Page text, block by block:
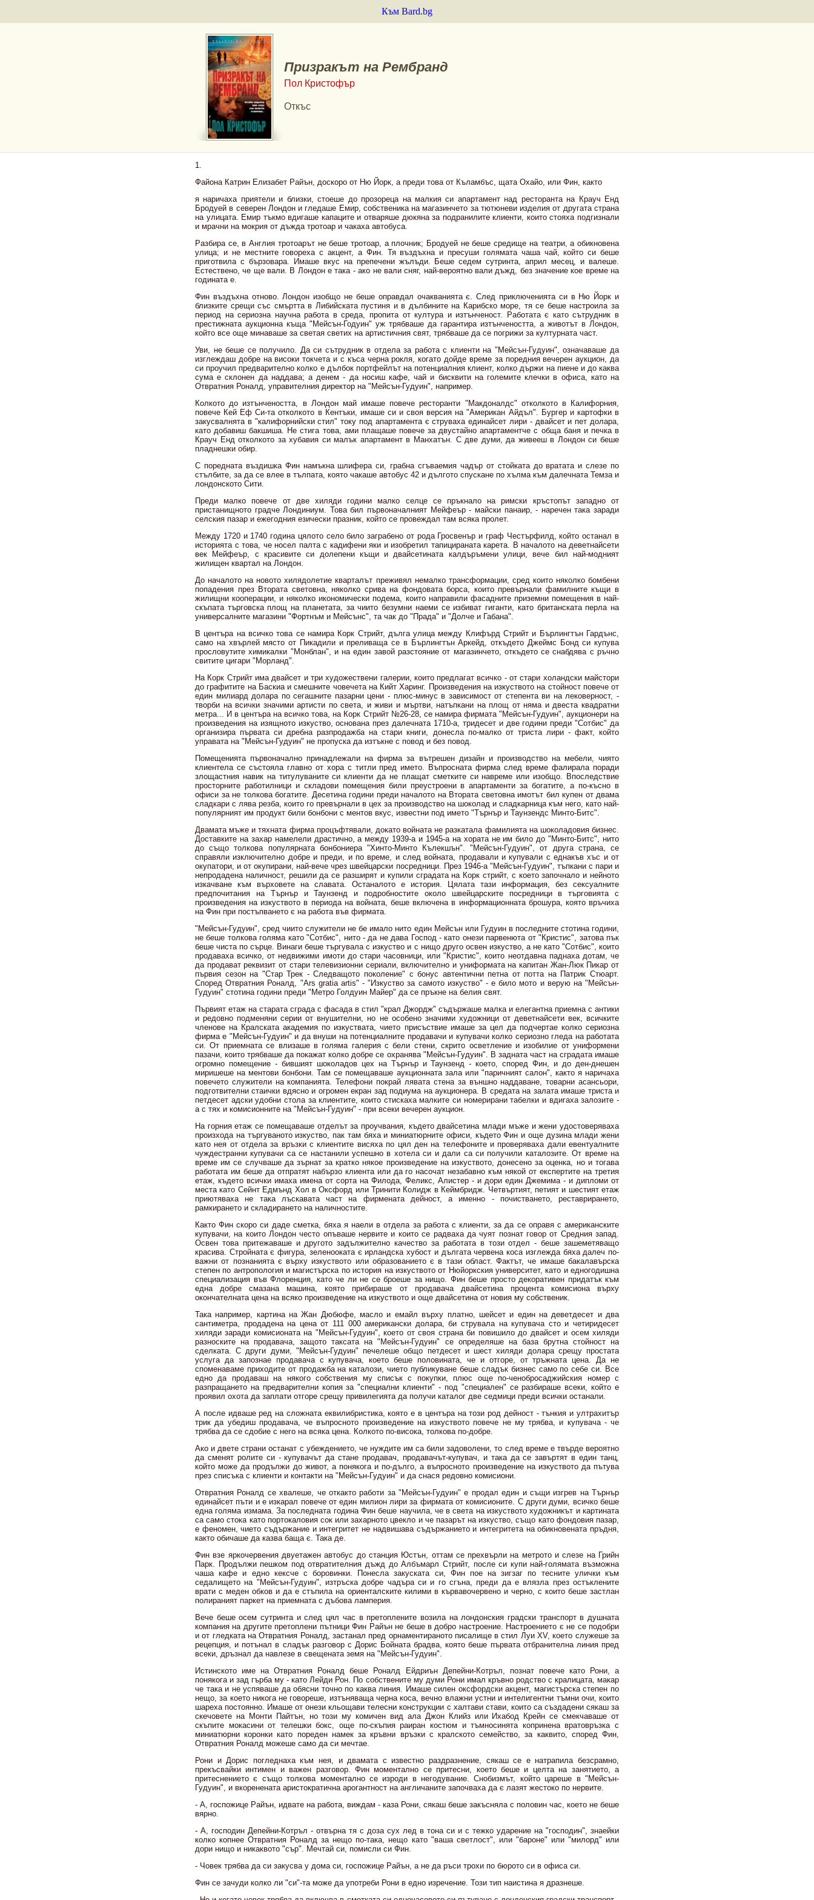
Към Bard.bg
Призракът на Рембранд
Пол Кристофър
Откъс
1.
Файона Катрин Елизабет Райън, доскоро от Ню Йорк, а преди това от Къламбъс, щата Охайо, или Фин, както
я наричаха приятели и близки, стоеше до прозореца на малкия си апартамент над ресторанта на Крауч Енд
Бродуей в северен Лондон и гледаше Емир, собственика на магазинчето за тютюневи изделия от другата страна
на улицата. Емир тъкмо вдигаше капаците и отваряше дюкяна за подранилите клиенти, които стояха подгизнали
и мрачни на мокрия от дъжда тротоар и чакаха автобуса.
Разбира се, в Англия тротоарът не беше тротоар, а плочник; Бродуей не беше средище на театри, а обикновена
улица; и не местните говореха с акцент, а Фин. Тя въздъхна и пресуши голямата чаша чай, който си беше
приготвила с бързовара. Имаше вкус на препечени жълъди. Беше седем сутринта, април месец, и валеше.
Естествено, че ще вали. В Лондон е така - ако не вали сняг, най-вероятно вали дъжд, без значение кое време на
годината е.
Фин въздъхна отново. Лондон изобщо не беше оправдал очакванията є. След приключенията си в Ню Йорк и
близките срещи със смъртта в Либийската пустиня и в дълбините на Карибско море, тя се беше настроила за
период на сериозна научна работа в среда, пропита от култура и изтънченост. Работата є като сътрудник в
престижната аукционна къща "Мейсън-Годуин" уж трябваше да гарантира изтънчеността, а животът в Лондон,
който все още минаваше за светая светих на артистичния свят, трябваше да се погрижи за културната част.
Уви, не беше се получило. Да си сътрудник в отдела за работа с клиенти на "Мейсън-Гудуин", означаваше да
изглеждаш добре на високи токчета и с къса черна рокля, когато дойде време за поредния вечерен аукцион, да
си проучил предварително колко е дълбок портфейлът на потенциалния клиент, колко държи на пиене и до каква
сума е склонен да наддава; а денем - да носиш кафе, чай и бисквити на големите клечки в офиса, като на
Отвратния Роналд, управителния директор на "Мейсън-Гудуин", например.
Колкото до изтънчеността, в Лондон май имаше повече ресторанти "Макдоналдс" отколкото в Калифорния,
повече Кей Еф Си-та отколкото в Кентъки, имаше си и своя версия на "Американ Айдъл". Бургер и картофки в
закусвалнята в "калифорнийски стил" току под апартамента є струваха единайсет лири - двайсет и пет долара,
като добавиш бакшиша. Не стига това, ами плащаше повече за двустайно апартаментче с обща баня и печка в
Крауч Енд отколкото за хубавия си малък апартамент в Манхатън. С две думи, да живееш в Лондон си беше
пладнешки обир.
С поредната въздишка Фин намъкна шлифера си, грабна сгъваемия чадър от стойката до вратата и слезе по
стълбите, за да се влее в тълпата, която чакаше автобус 42 и дългото спускане по хълма към далечната Темза и
лондонското Сити.
Преди малко повече от две хиляди години малко селце се пръкнало на римски кръстопът западно от
пристанищното градче Лондиниум. Това бил първоначалният Мейфеър - майски панаир, - наречен така заради
селския пазар и ежегодния езически празник, който се провеждал там всяка пролет.
Между 1720 и 1740 година цялото село било заграбено от рода Гросвенър и граф Честърфилд, който останал в
историята с това, че носел палта с кадифени яки и изобретил тапицираната карета. В началото на деветнайсети
век Мейфеър, с красивите си долепени къщи и двайсетината калдъръмени улици, вече бил най-модният
жилищен квартал на Лондон.
До началото на новото хилядолетие кварталът преживял немалко трансформации, сред които няколко бомбени
попадения през Втората световна, няколко срива на фондовата борса, които превърнали фамилните къщи в
жилищни кооперации, и няколко икономически подема, които направили фасадните приземни помещения в най-
скъпата търговска площ на планетата, за чиито безумни наеми се избиват гиганти, като британската перла на
универсалните магазини "Фортнъм и Мейсънс", та чак до "Прада" и "Долче и Габана".
В центъра на всичко това се намира Корк Стрийт, дълга улица между Клифърд Стрийт и Бърлингтън Гардънс,
само на хвърлей място от Пикадили и преливаща се в Бърлингтън Аркейд, откъдето Джеймс Бонд си купува
прословутите химикалки "Монблан", и на един завой разстояние от магазинчето, откъдето се снабдява с ръчно
свитите цигари "Морланд".
На Корк Стрийт има двайсет и три художествени галерии, които предлагат всичко - от стари холандски майстори
до графитите на Баскиа и смешните човечета на Кийт Харинг. Произведения на изкуството на стойност повече от
един милиард долара по сегашните пазарни цени - плюс-минус в зависимост от степента ви на лековерност, -
творби на всички значими артисти по света, и живи и мъртви, натъпкани на площ от няма и двеста квадратни
метра... И в центъра на всичко това, на Корк Стрийт №26-28, се намира фирмата "Мейсън-Гудуин", аукционери на
произведения на изящното изкуство, основана през далечната 1710-а, тридесет и две години преди "Сотбис" да
организира първата си дребна разпродажба на стари книги, донесла по-малко от триста лири - факт, който
управата на "Мейсън-Гудуин" не пропуска да изтъкне с повод и без повод.
Помещенията първоначално принадлежали на фирма за вътрешен дизайн и производство на мебели, чиято
клиентела се състояла главно от хора с титли пред името. Въпросната фирма след време фалирала поради
злощастния навик на титулуваните си клиенти да не плащат сметките си навреме или изобщо. Впоследствие
просторните работилници и складови помещения били преустроени в апартаменти за богатите, а по-късно в
офиси за не толкова богатите. Десетина години преди началото на Втората световна имотът бил купен от двама
сладкари с лява резба, които го превърнали в цех за производство на шоколад и сладкарница към него, като най-
популярният им продукт били бонбони с ментов вкус, известни под името "Търнър и Таунзендс Минто-Битс".
Двамата мъже и тяхната фирма процъфтявали, докато войната не разкатала фамилията на шоколадовия бизнес.
Доставките на захар намелели драстично, а между 1939-а и 1945-а на хората не им било до "Минто-Битс", нито
до също толкова популярната бонбониера "Хинто-Минто Кълекшън". "Мейсън-Гудуин", от друга страна, се
справяли изключително добре и преди, и по време, и след войната, продавали и купували с еднакъв хъс и от
окупатори, и от окупирани, най-вече чрез швейцарски посредници. През 1946-а "Мейсън-Гудуин", тъпкани с пари и
непродадена наличност, решили да се разширят и купили сградата на Корк стрийт, с което започнало и нейното
изкачване към върховете на славата. Останалото е история. Цялата тази информация, без сексуалните
предпочитания на Търнър и Таунзенд и подробностите около швейцарските посредници в търговията с
произведения на изкуството в периода на войната, беше включена в информационната брошура, която връчиха
на Фин при постъпването є на работа във фирмата.
"Мейсън-Гудуин", сред чиито служители не бе имало нито един Мейсън или Гудуин в последните стотина години,
не беше толкова голяма като "Сотбис", нито - да не дава Господ - като онези парвенюта от "Кристис", затова пък
беше чиста по сърце. Винаги беше търгувала с изкуство и с нищо друго освен изкуство, а не като "Сотбис", които
продаваха всичко, от недвижими имоти до стари часовници, или "Кристис", които неотдавна паднаха дотам, че
да продават реквизит от стари телевизионни сериали, включително и униформата на капитан Жан-Люк Пикар от
първия сезон на "Стар Трек - Следващото поколение" с бонус автентични петна от потта на Патрик Стюарт.
Според Отвратния Роналд, "Ars gratia artis" - "Изкуство за самото изкуство" - е било мото и верую на "Мейсън-
Гудуин" стотина години преди "Метро Голдуин Майер" да се пръкне на белия свят.
Първият етаж на старата сграда с фасада в стил "крал Джордж" съдържаше малка и елегантна приемна с антики
и редовно подменяни серии от внушителни, но не особено значими художници от деветнайсети век, всичките
членове на Кралската академия по изкуствата, чието присъствие имаше за цел да подчертае колко сериозна
фирма е "Мейсън-Гудуин" и да внуши на потенциалните продавачи и купувачи колко сериозно гледа на работата
си. От приемната се влизаше в голяма галерия с бели стени, скрито осветление и изобилие от униформени
пазачи, които трябваше да покажат колко добре се охранява "Мейсън-Гудуин". В задната част на сградата имаше
огромно помещение - бившият шоколадов цех на Търнър и Таунзенд - което, според Фин, и до ден-днешен
миришеше на ментови бонбони. Там се помещаваше аукционната зала или "паричният салон", както я наричаха
повечето служители на компанията. Телефони покрай лявата стена за външно наддаване, товарни асансьори,
подготвителни стаички вдясно и огромен екран зад подиума на аукционера. В средата на залата имаше триста и
петдесет адски удобни стола за клиентите, които стискаха малките си номерирани табелки и вдигаха залозите -
а с тях и комисионните на "Мейсън-Гудуин" - при всеки вечерен аукцион.
На горния етаж се помещаваше отделът за проучвания, където двайсетина млади мъже и жени удостоверяваха
произхода на търгуваното изкуство, пак там бяха и миниатюрните офиси, където Фин и още дузина млади жени
като нея от отдела за връзки с клиентите висяха по цял ден на телефоните и проверяваха дали евентуалните
чуждестранни купувачи са се настанили успешно в хотела си и дали са си получили каталозите. От време на
време им се случваше да зърнат за кратко някое произведение на изкуството, донесено за оценка, но и тогава
работата им беше да отпратят набързо клиента или да го насочат незабавно към някой от експертите на третия
етаж, където всички имаха имена от сорта на Филода, Феликс, Алистер - и дори един Джемима - и дипломи от
места като Сейнт Едмънд Хол в Оксфорд или Тринити Колидж в Кеймбридж. Четвъртият, петият и шестият етаж
приютяваха не така лъскавата част на фирмената дейност, а именно - почистването, реставрирането,
рамкирането и складирането на наличностите.
Както Фин скоро си даде сметка, бяха я наели в отдела за работа с клиенти, за да се оправя с американските
купувачи, на които Лондон често опъваше нервите и които се радваха да чуят познат говор от Средния запад.
Освен това притежаваше и другото задължително качество за работата в този отдел - беше зашеметяващо
красива. Стройната є фигура, зеленооката є ирландска хубост и дългата червена коса изглежда бяха далеч по-
важни от познанията є върху изкуството или образованието є в тази област. Фактът, че имаше бакалавърска
степен по антропология и магистърска по история на изкуството от Нюйоркския университет, като и едногодишна
специализация във Флоренция, като че ли не се броеше за нищо. Фин беше просто декоративен придатък към
една добре смазана машина, която прибираше от продавача двайсетина процента комисиона върху
окончателната цена на всяко произведение на изкуството и още двайсетина от новия му собственик.
Така например, картина на Жан Дюбюфе, масло и емайл върху платно, шейсет и един на деветдесет и два
сантиметра, продадена на цена от 111 000 американски долара, би струвала на купувача сто и четиридесет
хиляди заради комисионата на "Мейсън-Гудуин", което от своя страна би повишило до двайсет и осем хиляди
разноските на продавача, защото таксата на "Мейсън-Гудуин" се определяше на база брутна стойност на
сделката. С други думи, "Мейсън-Гудуин" печелеше общо петдесет и шест хиляди долара срещу простата
услуга да запознае продавача с купувача, което беше половината, че и отгоре, от тръжната цена. Да не
споменаваме приходите от продажба на каталози, чието публикуване беше сладък бизнес само по себе си. Все
едно да продаваш на някого собствения му списък с покупки, плюс още по-ченобросаджийския номер с
разпращането на предварителни копия за "специални клиенти" - под "специален" се разбираше всеки, който е
проявил охота да заплати отгоре срещу привилегията да получи каталог две седмици преди всички останали.
А после идваше ред на сложната еквилибристика, която е в центъра на този род дейност - тънкия и ултрахитър
трик да убедиш продавача, че въпросното произведение на изкуството повече не му трябва, и купувача - че
трябва да се сдобие с него на всяка цена. Колкото по-висока, толкова по-добре.
Ако и двете страни останат с убеждението, че нуждите им са били задоволени, то след време е твърде вероятно
да сменят ролите си - купувачът да стане продавач, продавачът-купувач, и така да се завъртят в един танц,
който може да продължи до живот, а понякога и по-дълго, а въпросното произведение на изкуството да пътува
през списъка с клиенти и контакти на "Мейсън-Гудуин" и да снася редовно комисиони.
Отвратния Роналд се хвалеше, че откакто работи за "Мейсън-Гудуин" е продал един и същи изгрев на Търнър
единайсет пъти и е изкарал повече от един милион лири за фирмата от комисионите. С други думи, всичко беше
една голяма измама. За последната година Фин беше научила, че в света на изкуството художникът и картината
са само стока като портокаловия сок или захарното цвекло и че пазарът на изкуство, също като фондовия пазар,
е феномен, чието съдържание и интегритет не надвишава съдържанието и интегритета на обикновената пръдня,
както обичаше да казва баща є. Така де.
Фин взе яркочервения двуетажен автобус до станция Юстън, оттам се прехвърли на метрото и слезе на Грийн
Парк. Продължи пешком под отвратителния дъжд до Албъмарл Стрийт, после си купи най-голямата възможна
чаша кафе и едно кексче с боровинки. Понесла закуската си, Фин пое на зигзаг по тесните улички към
седалището на "Мейсън-Гудуин", изтръска добре чадъра си и го сгъна, преди да е влязла през остъклените
врати с меден обков и да е стъпила на ориенталските килими в кървавочервено и черно, с които беше застлан
полираният паркет на приемната с дъбова ламперия.
Вече беше осем сутринта и след цял час в претоплените возила на лондонския градски транспорт в душната
компания на другите претоплени пътници Фин Райън не беше в добро настроение. Настроението є не се подобри
и от гледката на Отвратния Роналд, застанал пред орнаментираното писалище в стил Луи ХV, което служеше за
рецепция, и потънал в сладък разговор с Дорис Бойната брадва, която беше първата отбранителна линия пред
всеки, дръзнал да навлезе в свещената земя на "Мейсън-Гудуин".
Истинското име на Отвратния Роналд беше Роналд Ейдриън Депейни-Котръл, познат повече като Рони, а
понякога и зад гърба му - като Лейди Рон. По собствените му думи Рони имал кръвно родство с кралицата, макар
че така и не успяваше да обясни точно по каква линия. Имаше силен оксфордски акцент, магистърска степен по
нещо, за което никога не говореше, изтъняваща черна коса, вечно влажни устни и интелигентни тъмни очи, които
шареха постоянно. Имаше от онези кльощави телесни конструкции с халтави стави, които са създадени сякаш за
скечовете на Монти Пайтън, но този му комичен вид ала Джон Клийз или Ихабод Крейн се смекчаваше от
скъпите мокасини от телешки бокс, още по-скъпия раиран костюм и тъмносинята копринена вратовръзка с
миниатюрни коронки като пореден намек за кръвни връзки с кралското семейство, за каквито, според Фин,
Отвратния Роналд можеше само да си мечтае.
Рони и Дорис погледнаха към нея, и двамата с известно раздразнение, сякаш се е натрапила безсрамно,
прекъсвайки интимен и важен разговор. Фин моментално се притесни, което беше и целта на занятието, а
притеснението є също толкова моментално се изроди в негодувание. Снобизмът, който цареше в "Мейсън-
Гудуин", и вкоренената аристократична арогантност на англичаните започваха да є лазят жестоко по нервите.
- А, госпожице Райън, идвате на работа, виждам - каза Рони, сякаш беше закъсняла с половин час, което не беше
вярно.
- А, господин Депейни-Котръл - отвърна тя с доза сух лед в тона си и с тежко ударение на "господин", знаейки
колко копнее Отвратния Роналд за нещо по-така, нещо като "ваша светлост", или "бароне" или "милорд" или
дори нищо и никаквото "сър". Мечтай си, помисли си Фин.
- Човек трябва да си закусва у дома си, госпожице Райън, а не да ръси трохи по бюрото си в офиса си.
Фин се зачуди колко ли "си"-та може да употреби Рони в едно изречение. Този тип наистина я дразнеше.